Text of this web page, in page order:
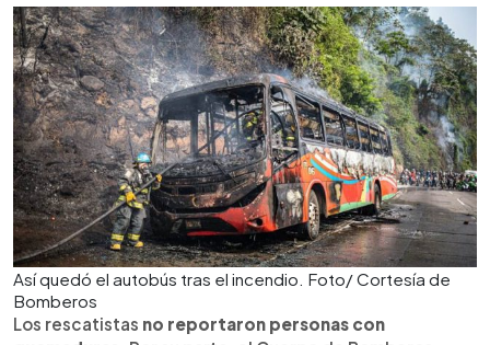
Así quedó el autobús tras el incendio. Foto/ Cortesía de
Bomberos
Los rescatistas no reportaron personas con